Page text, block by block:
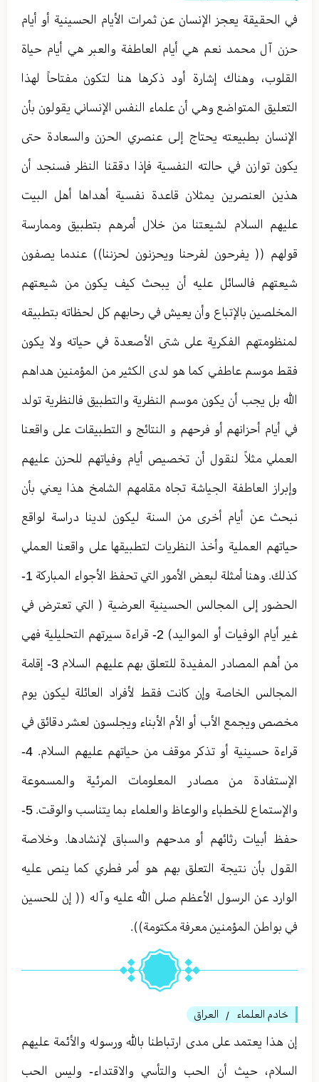
في الحقيقة يعجز الإنسان عن ثمرات الأيام الحسينية أو أيام
حزن آل محمد نعم هي أيام العاطفة والعبر هي أيام حياة
القلوب، وهناك إشارة أود ذكرها هنا لتكون مفتاحاً لهذا
التعليق المتواضع وهي أن علماء النفس الإنساني يقولون بأن
الإنسان بطبيعته يحتاج إلى عنصري الحزن والسعادة حتى
يكون توازن في حالته النفسية فإذا دققنا النظر فسنجد أن
هذين العنصرين يمثلان قاعدة نفسية أهداها أهل البيت
عليهم السلام لشيعتنا من خلال أمرهم بتطبيق وممارسة
قولهم (( يفرحون لفرحنا ويحزنون لحزننا)) عندما يصفون
شيعتهم فالسائل عليه أن يبحث كيف يكون من شيعتهم
المخلصين بالإتباع وأن يعيش في رحابهم كل لحظاته بتطبيقه
لمنظومتهم الفكرية على شتى الأصعدة في حياته ولا يكون
فقط موسم عاطفي كما هو لدى الكثير من المؤمنين هداهم
الله بل يجب أن يكون موسم النظرية والتطبيق فالنظرية تولد
في أيام أحزانهم أو فرحهم و النتائج و التطبيقات على واقعنا
العملي مثلاً لنقول أن تخصيص أيام وفياتهم للحزن عليهم
وإبراز العاطفة الجياشة تجاه مقامهم الشامخ هذا يعني بأن
نبحث عن أيام أخرى من السنة ليكون لدينا دراسة لواقع
حياتهم العملية وأخذ النظريات لتطبيقها على واقعنا العملي
كذلك. وهنا أمثلة لبعض الأمور التي تحفظ الأجواء المباركة 1-
الحضور إلى المجالس الحسينية العرضية ( التي تعترض في
غير أيام الوفيات أو المواليد) 2- قراءة سيرتهم التحليلية فهي
من أهم المصادر المفيدة للتعلق بهم عليهم السلام 3- إقامة
المجالس الخاصة وإن كانت فقط لأفراد العائلة ليكون يوم
مخصص ويجمع الأب أو الأم الأبناء ويجلسون لعشر دقائق في
قراءة حسينية أو تذكر موقف من حياتهم عليهم السلام. 4-
الإستفادة من مصادر المعلومات المرئية والمسموعة
والإستماع للخطباء والوعاظ والعلماء بما يتناسب والوقت. 5-
حفظ أبيات رثائهم أو مدحهم والسباق لإنشادها. وخلاصة
القول بأن نتيجة التعلق بهم هو أمر فطري كما ينص عليه
الوارد عن الرسول الأعظم صلى الله عليه وآله (( إن للحسين
في بواطن المؤمنين معرفة مكتومة)).
خادم العلماء / العراق
إن هذا يعتمد على مدى ارتباطنا بالله ورسوله والأئمة عليهم
السلام، حيث أن الحب والتأسي والاقتداء- وليس الحب